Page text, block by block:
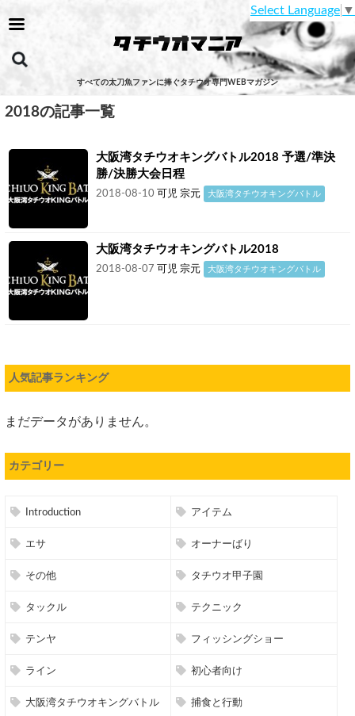
すべての太刀魚ファンに捧ぐタチウオ専門WEBマガジン
Select Language ▼
2018の記事一覧
大阪湾タチウオキングバトル2018 予選/準決
勝/決勝大会日程
2018-08-10 可児 宗元 大阪湾タチウオキングバトル
大阪湾タチウオキングバトル2018
2018-08-07 可児 宗元 大阪湾タチウオキングバトル
人気記事ランキング
まだデータがありません。
カテゴリー
Introduction アイテム
エサ オーナーばり
その他 タチウオ甲子園
タックル テクニック
テンヤ フィッシングショー
ライン 初心者向け
大阪湾タチウオキングバトル 捕食と行動